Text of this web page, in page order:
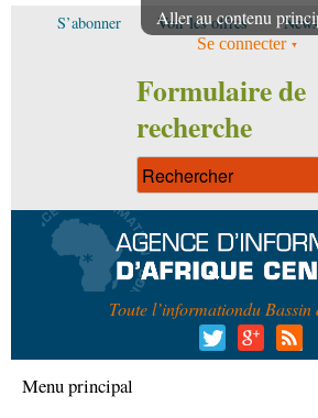
Aller au contenu
S’abonner Voir les offres
Se connecter
Formulaire de
recherche
Toute l’informationdu Bassin
Menu principal